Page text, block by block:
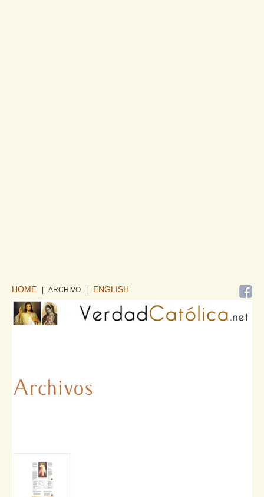
HOME | ARCHIVO ENGLISH